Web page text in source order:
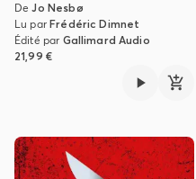
DeJo Nesbø
Lu parFrédéric Dimnet
Édité par Gallimard Audio
21,99 €